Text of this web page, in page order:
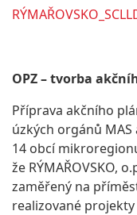
OPZ – tvorba
Příprava akčního
úzkých orgánů
14 obcí
že RÝMAŘOVSKO,
zaměřený na
realizované